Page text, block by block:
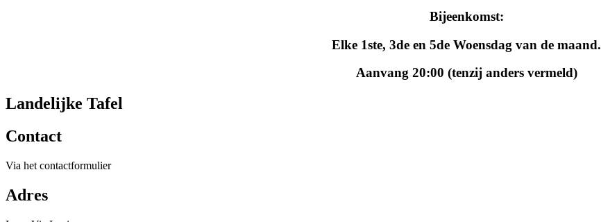
Bijeenkomst:
Elke 1ste, 3de en 5de Woensdag van de maand.
Aanvang 20:00 (tenzij anders vermeld)
Landelijke Tafel
Contact
Via het contactformulier
Adres